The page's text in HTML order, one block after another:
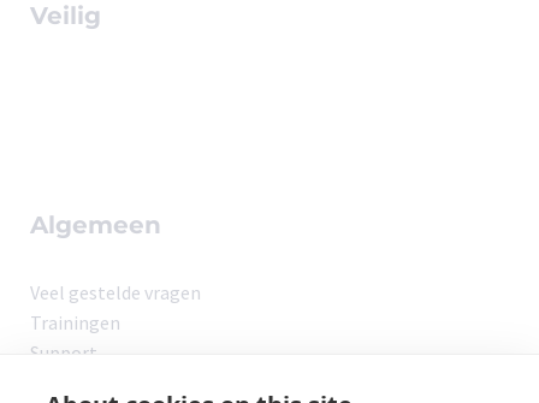
Veilig
Algemeen
Veel gestelde vragen
Trainingen
Support